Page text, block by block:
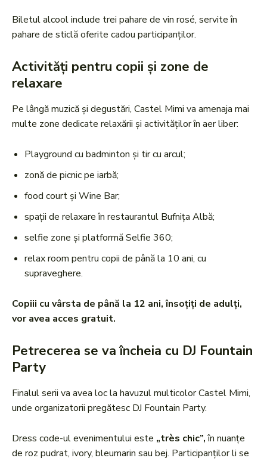
Biletul alcool include trei pahare de vin rosé, servite în
pahare de sticlă oferite cadou participanților.
Activități pentru copii și zone de
relaxare
Pe lângă muzică și degustări, Castel Mimi va amenaja mai
multe zone dedicate relaxării și activităților în aer liber:
Playground cu badminton și tir cu arcul;
zonă de picnic pe iarbă;
food court și Wine Bar;
spații de relaxare în restaurantul Bufnița Albă;
selfie zone și platformă Selfie 360;
relax room pentru copii de până la 10 ani, cu
supraveghere.
Copiii cu vârsta de până la 12 ani, însoțiți de adulți,
vor avea acces gratuit.
Petrecerea se va încheia cu DJ Fountain
Party
Finalul serii va avea loc la havuzul multicolor Castel Mimi,
unde organizatorii pregătesc DJ Fountain Party.
Dress code-ul evenimentului este „très chic”,în nuanțe
de roz pudrat, ivory, bleumarin sau bej. Participanților li se